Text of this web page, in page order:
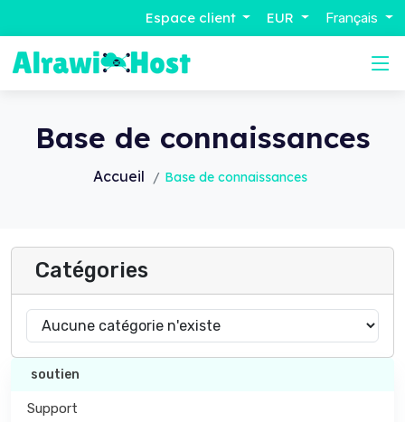
Espace client EUR Français
Base de connaissances
Accueil Base de connaissances
Catégories
soutien
Support